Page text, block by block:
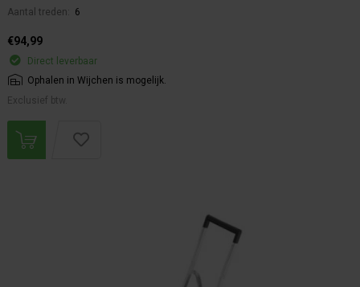
Aantal treden:
6
€94,99
Direct leverbaar
Ophalen in Wijchen is mogelijk.
Exclusief btw.